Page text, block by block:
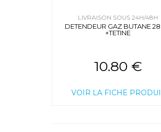
LIVRAISON SOUS 24H/48H
DETENDEUR GAZ BUTANE
+TETINE
10.80 €
VOIR LA FICHE